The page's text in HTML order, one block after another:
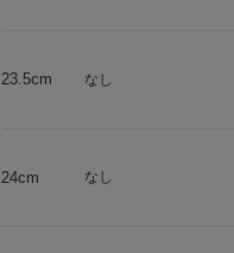
23.5cm なし
24cm なし